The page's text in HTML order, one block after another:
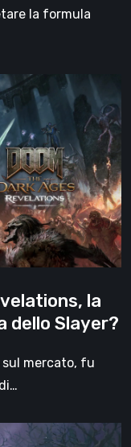
la formula
la
dello Slayer?
sul mercato, fu